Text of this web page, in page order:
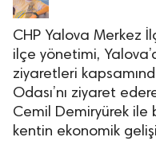
CHP Yalova Merkez
ilçe yönetimi,
ziyaretleri
Odası’nı ziyaret
Cemil Demiryürek
kentin ekonomik